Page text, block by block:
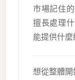
市場記住
擅長處理
能提供什麼
想從整體開